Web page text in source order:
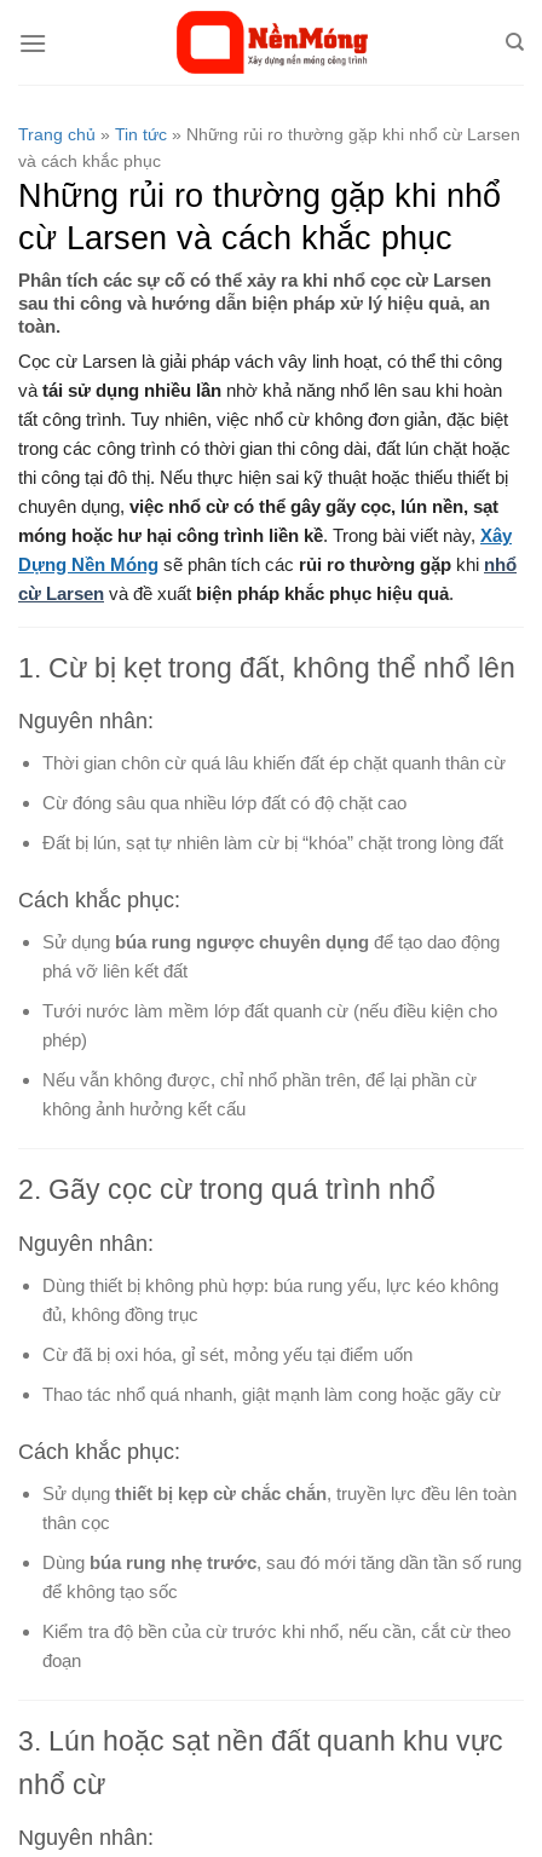
qua
Trang chủ » Tin tức » Những rủi ro thường gặp khi nhổ cừ Larsen
và cách khắc phục
Những rủi ro thường gặp khi nhổ
cừ Larsen và cách khắc phục
Phân tích các sự cố có thể xảy ra khi nhổ cọc cừ Larsen
sau thi công và hướng dẫn biện pháp xử lý hiệu quả, an
toàn.
Cọc cừ Larsen là giải pháp vách vây linh hoạt, có thể thi công
và tái sử dụng nhiều lần nhờ khả năng nhổ lên sau khi hoàn
tất công trình. Tuy nhiên, việc nhổ cừ không đơn giản, đặc biệt
trong các công trình có thời gian thi công dài, đất lún chặt hoặc
thi công tại đô thị. Nếu thực hiện sai kỹ thuật hoặc thiếu thiết bị
chuyên dụng, việc nhổ cừ có thể gây gãy cọc, lún nền, sạt
móng hoặc hư hại công trình liền kề. Trong bài viết này, Xây
Dựng Nền Móng sẽ phân tích các rủi ro thường gặp khi nhổ
cừ Larsen và đề xuất biện pháp khắc phục hiệu quả.
1. Cừ bị kẹt trong đất, không thể nhổ lên
Nguyên nhân:
Thời gian chôn cừ quá lâu khiến đất ép chặt quanh thân cừ
Cừ đóng sâu qua nhiều lớp đất có độ chặt cao
Đất bị lún, sạt tự nhiên làm cừ bị “khóa” chặt trong lòng đất
Cách khắc phục:
Sử dụng búa rung ngược chuyên dụng để tạo dao động
phá vỡ liên kết đất
Tưới nước làm mềm lớp đất quanh cừ (nếu điều kiện cho
phép)
Nếu vẫn không được, chỉ nhổ phần trên, để lại phần cừ
không ảnh hưởng kết cấu
2. Gãy cọc cừ trong quá trình nhổ
Nguyên nhân:
Dùng thiết bị không phù hợp: búa rung yếu, lực kéo không
đủ, không đồng trục
Cừ đã bị oxi hóa, gỉ sét, mỏng yếu tại điểm uốn
Thao tác nhổ quá nhanh, giật mạnh làm cong hoặc gãy cừ
Cách khắc phục:
Sử dụng thiết bị kẹp cừ chắc chắn, truyền lực đều lên toàn
thân cọc
Dùng búa rung nhẹ trước, sau đó mới tăng dần tần số rung
để không tạo sốc
Kiểm tra độ bền của cừ trước khi nhổ, nếu cần, cắt cừ theo
đoạn
3. Lún hoặc sạt nền đất quanh khu vực
nhổ cừ
Nguyên nhân: